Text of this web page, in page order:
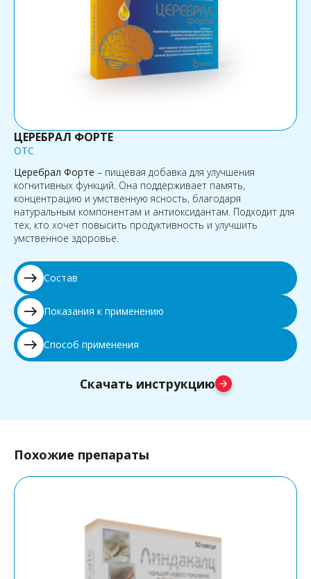
ЦЕРЕБРАЛ ФОРТЕ
OTC
Церебрал Форте – пищевая добавка для улучшения
когнитивных функций. Она поддерживает память,
концентрацию и умственную ясность, благодаря
натуральным компонентам и антиоксидантам. Подходит для
тех, кто хочет повысить продуктивность и улучшить
умственное здоровье.
east Состав
east Показания к применению
east Способ применения
Скачать инструкцию arrow_forward
Похожие препараты